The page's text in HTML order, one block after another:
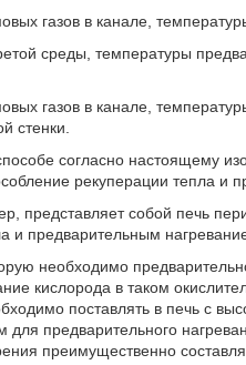
газов в канале,
среды, температуры
газов в канале,
стенки.
согласно настоящему
рекуперации тепла и
представляет собой печь
и предварительным
необходимо
кислорода в таком
поставлять в печь с
предварительного
преимущественно